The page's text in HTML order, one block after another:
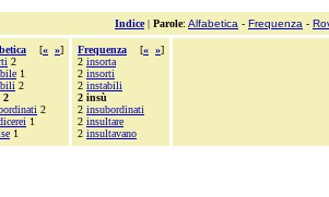
Indice| Parole: Alfabetica - Frequenza -
[« »]
2
1
2
2
2
1
1
Frequenza [« »]
2 insorta
2 insorti
2 instabili
2 insù
2 insubordinati
2 insultare
2 insultavano